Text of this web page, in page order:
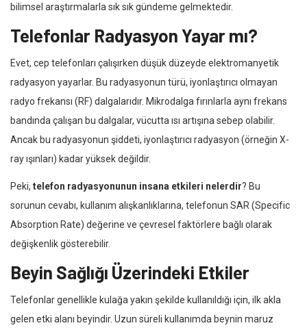
bilimsel araştırmalarla sık sık gündeme gelmektedir.
Telefonlar Radyasyon Yayar mı?
Evet, cep telefonları çalışırken düşük düzeyde elektromanyetik
radyasyon yayarlar. Bu radyasyonun türü, iyonlaştırıcı olmayan
radyo frekansı (RF) dalgalarıdır. Mikrodalga fırınlarla aynı frekans
bandında çalışan bu dalgalar, vücutta ısı artışına sebep olabilir.
Ancak bu radyasyonun şiddeti, iyonlaştırıcı radyasyon (örneğin X-
ray ışınları) kadar yüksek değildir.
Peki, telefon radyasyonunun insana etkileri nelerdir? Bu
sorunun cevabı, kullanım alışkanlıklarına, telefonun SAR (Specific
Absorption Rate) değerine ve çevresel faktörlere bağlı olarak
değişkenlik gösterebilir.
Beyin Sağlığı Üzerindeki Etkiler
Telefonlar genellikle kulağa yakın şekilde kullanıldığı için, ilk akla
gelen etki alanı beyindir. Uzun süreli kullanımda beynin maruz